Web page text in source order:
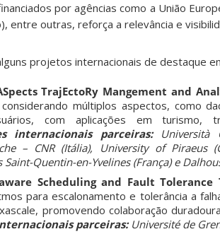
por agências como a União
entre outras, reforça a relevância e
projetos internacionais de destaque
TrajEctoRy Mangement and
múltiplos aspectos, como
com aplicações em turismo,
internacionais parceiras: Università
– CNR (Itália), University of Piraeus
Quentin-en-Yvelines (França) e
aware Scheduling and Fault
para escalonamento e tolerância a
promovendo colaboração
parceiras: Université de